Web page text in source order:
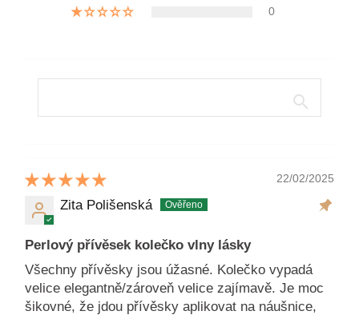
0
22/02/2025
Zita Polišenská
Perlový přívěsek kolečko vlny lásky
Všechny přívěsky jsou úžasné. Kolečko vypadá
velice elegantně/zároveň velice zajímavě. Je moc
šikovné, že jdou přívěsky aplikovat na náušnice,